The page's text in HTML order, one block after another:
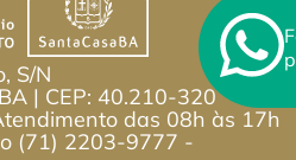
S/N
| CEP: 40.210-320
das 08h às 17h
(71) 2203-9777 -